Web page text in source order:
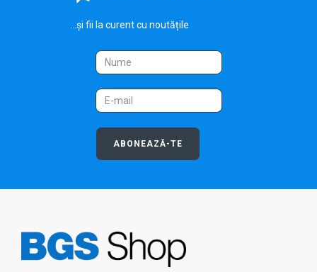
...și fii la curent cu noutățile
ABONEAZĂ-TE